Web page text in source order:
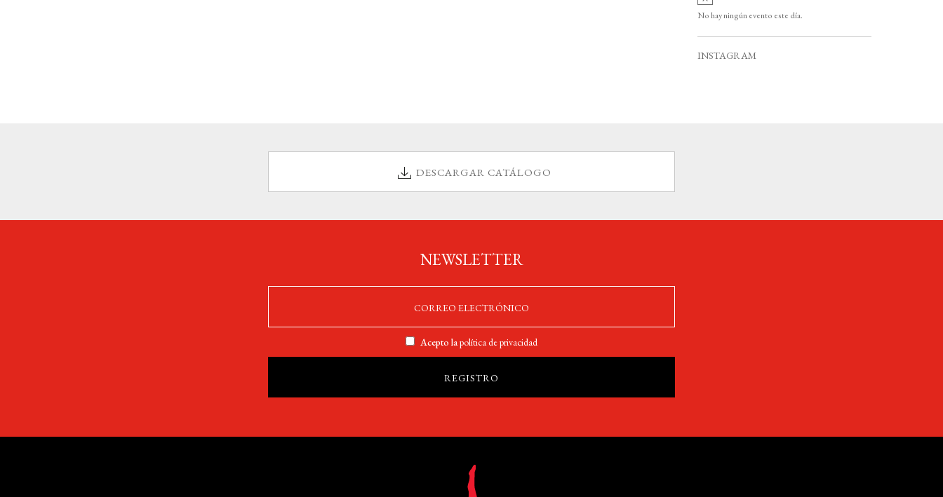
o
v
i
No hay ningún evento este día.
INSTAGRAM
DESCARGAR CATÁLOGO
NEWSLETTER
Acepto lapolítica de privacidad